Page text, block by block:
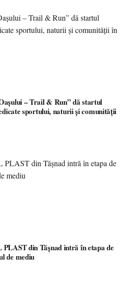
– Trail & Run” dă startul
sportului, naturii și comunității
din Tășnad intră în etapa de
de mediu